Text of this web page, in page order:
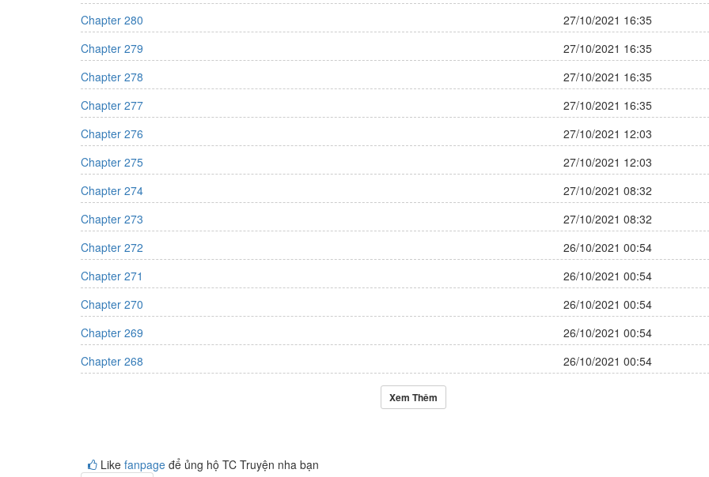
Chapter 280
27/10/2021 16:35
Chapter 279
27/10/2021 16:35
Chapter 278
27/10/2021 16:35
Chapter 277
27/10/2021 16:35
Chapter 276
27/10/2021 12:03
Chapter 275
27/10/2021 12:03
Chapter 274
27/10/2021 08:32
Chapter 273
27/10/2021 08:32
Chapter 272
26/10/2021 00:54
Chapter 271
26/10/2021 00:54
Chapter 270
26/10/2021 00:54
Chapter 269
26/10/2021 00:54
Chapter 268
26/10/2021 00:54
Xem Thêm
Like fanpage để ủng hộ TC Truyện nha bạn